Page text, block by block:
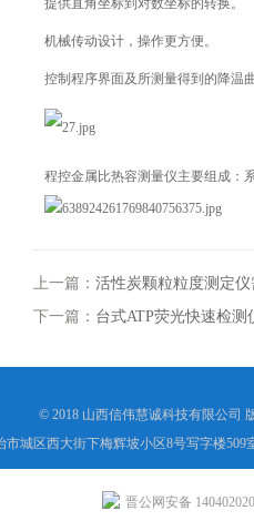
提供直角坐标到对数坐标的转换。
机械传动设计，操作更方便。
控制程序界面及所测量得到的降温
程控金属比热容测量仪主要组成：
上一篇： 活性炭颗粒粒度测定
下一篇： 台式ATP荧光快速检
© 2018 山西信伟慧诚科技有限公司
城区西大街下梅辉坡小区8号写字楼509
晋公网安备